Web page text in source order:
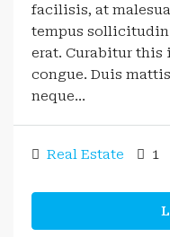
facilisis, at
tempus
erat. Curabitur this
congue. Duis
neque...
Real Estate 1